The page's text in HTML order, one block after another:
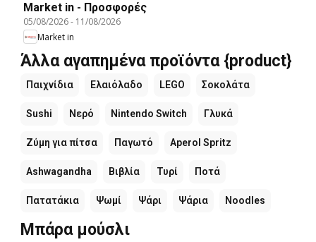
Market in - Προσφορές
05/08/2026- 11/08/2026
Market in
Άλλα αγαπημένα προϊόντα {product}
Παιχνίδια Ελαιόλαδο LEGO Σοκολάτα
Sushi Νερό Nintendo Switch Γλυκά
Ζύμη για πίτσα Παγωτό Aperol Spritz
Ashwagandha Βιβλία Τυρί Ποτά
Πατατάκια Ψωμί Ψάρι Ψάρια Noodles
Μπάρα μούσλι